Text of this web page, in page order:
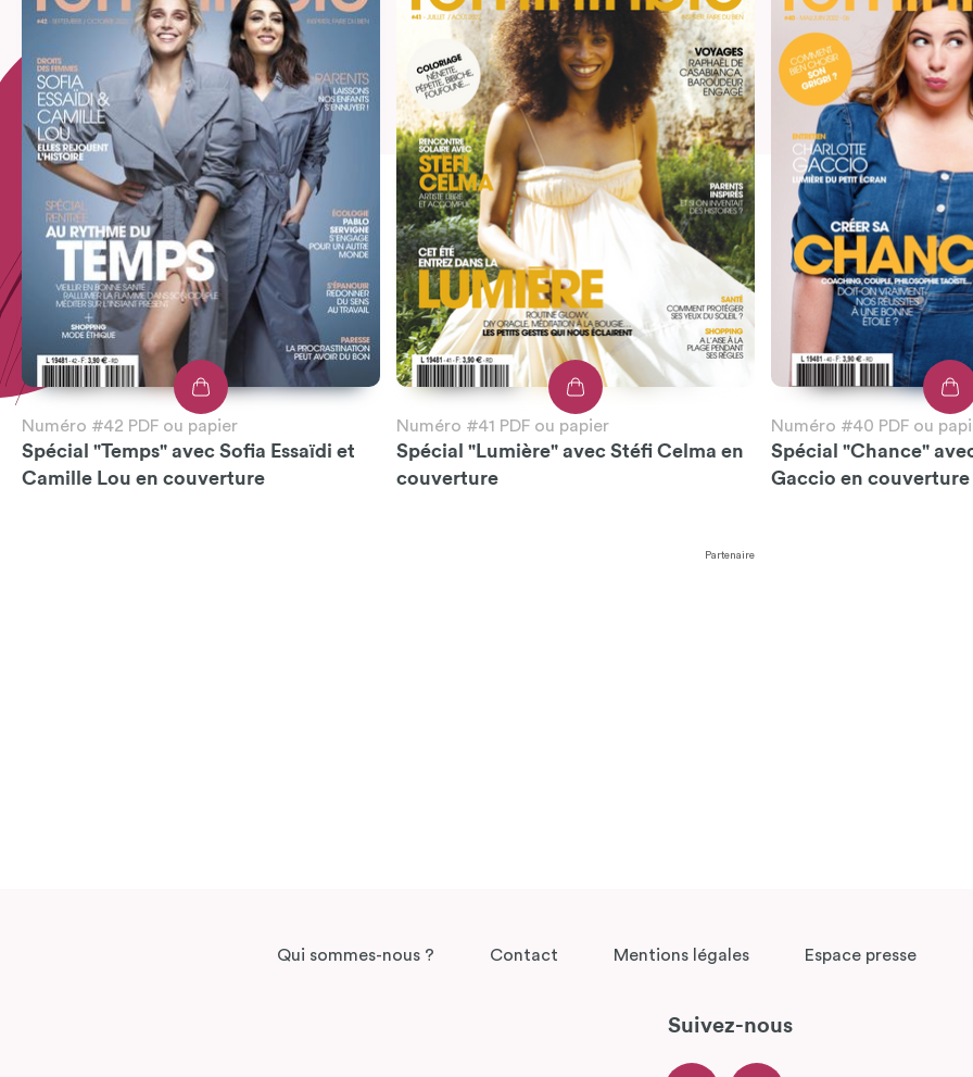
Numéro #42 PDF ou papier
Spécial "Temps" avec Sofia Essaïdi et
Camille Lou en couverture
Numéro #41 PDF ou papier
Spécial "Lumière" avec Stéfi Celma en
couverture
Numéro #40 PDF ou
Spécial "Chance"
Gaccio en couverture
Partenaire
Qui sommes-nous ? Contact Mentions légales Espace presse
Suivez-nous